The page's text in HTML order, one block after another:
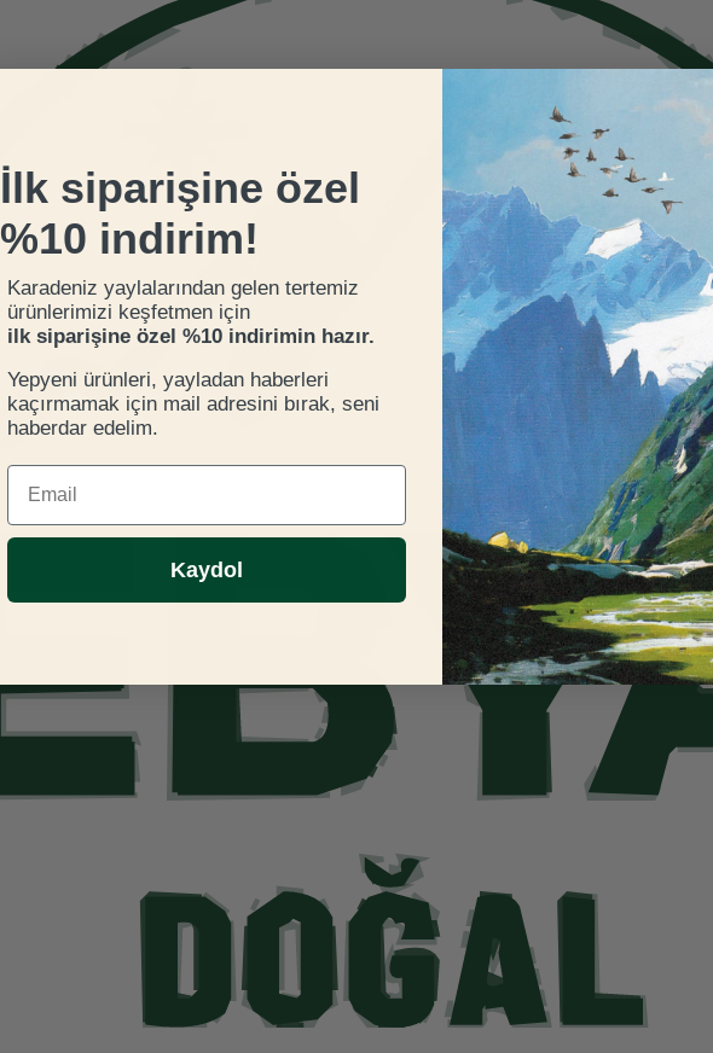
İlk siparişine özel
%10 indirim!
Karadeniz yaylalarından gelen tertemiz
ürünlerimizi keşfetmen için
ilk siparişine özel %10 indirimin hazır.
Yepyeni ürünleri, yayladan haberleri
kaçırmamak için mail adresini bırak, seni
haberdar edelim.
E-mail
Kaydol